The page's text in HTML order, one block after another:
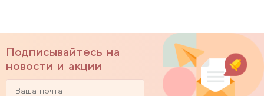
Подписывайтесь на
новости и акции